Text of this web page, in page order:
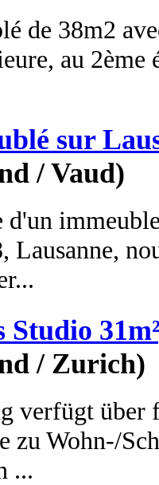
de 38m2
au 2ème
sur
/ Vaud)
d'un
Lausanne,
Studio
/ Zurich)
verfügt über
zu Wohn-/
...